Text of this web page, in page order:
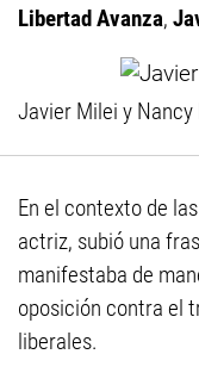
Libertad Avanza,
Javier Milei y Nancy
En el contexto de
actriz, subió una
manifestaba de
oposición contra el
liberales.